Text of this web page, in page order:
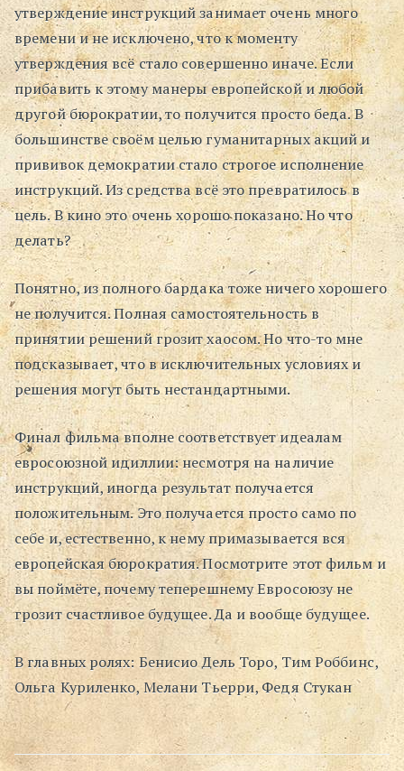
утверждение инструкций занимает очень много
времени и не исключено, что к моменту
утверждения всё стало совершенно иначе. Если
прибавить к этому манеры европейской и любой
другой бюрократии, то получится просто беда. В
большинстве своём целью гуманитарных акций и
прививок демократии стало строгое исполнение
инструкций. Из средства всё это превратилось в
цель. В кино это очень хорошо показано. Но что
делать?
Понятно, из полного бардака тоже ничего хорошего
не получится. Полная самостоятельность в
принятии решений грозит хаосом. Но что-то мне
подсказывает, что в исключительных условиях и
решения могут быть нестандартными.
Финал фильма вполне соответствует идеалам
евросоюзной идиллии: несмотря на наличие
инструкций, иногда результат получается
положительным. Это получается просто само по
себе и, естественно, к нему примазывается вся
европейская бюрократия. Посмотрите этот фильм и
вы поймёте, почему теперешнему Евросоюзу не
грозит счастливое будущее. Да и вообще будущее.
В главных ролях: Бенисио Дель Торо, Тим Роббинс,
Ольга Куриленко, Мелани Тьерри, Федя Стукан